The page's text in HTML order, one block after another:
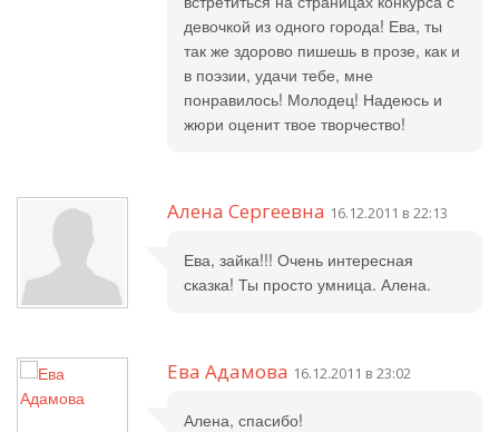
девочкой из одного города! Ева, ты
так же здорово пишешь в прозе, как и
в поэзии, удачи тебе, мне
понравилось! Молодец! Надеюсь и
жюри оценит твое творчество!
Алена Сергеевна 16.12.2011 в 22:13
Ева, зайка!!! Очень интересная
сказка! Ты просто умница. Алена.
Ева Адамова 16.12.2011 в 23:02
Алена, спасибо!